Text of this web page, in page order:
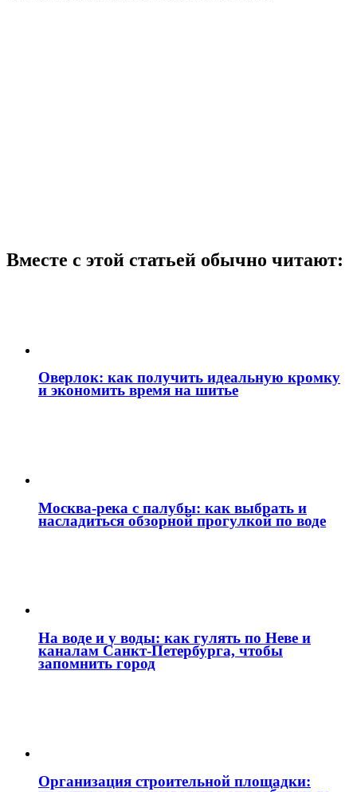
Вместе с этой статьей обычно читают:
Оверлок: как получить идеальную кромку
и экономить время на шитье
Москва‑река с палубы: как выбрать и
насладиться обзорной прогулкой по воде
На воде и у воды: как гулять по Неве и
каналам Санкт‑Петербурга, чтобы
запомнить город
Организация строительной площадки: